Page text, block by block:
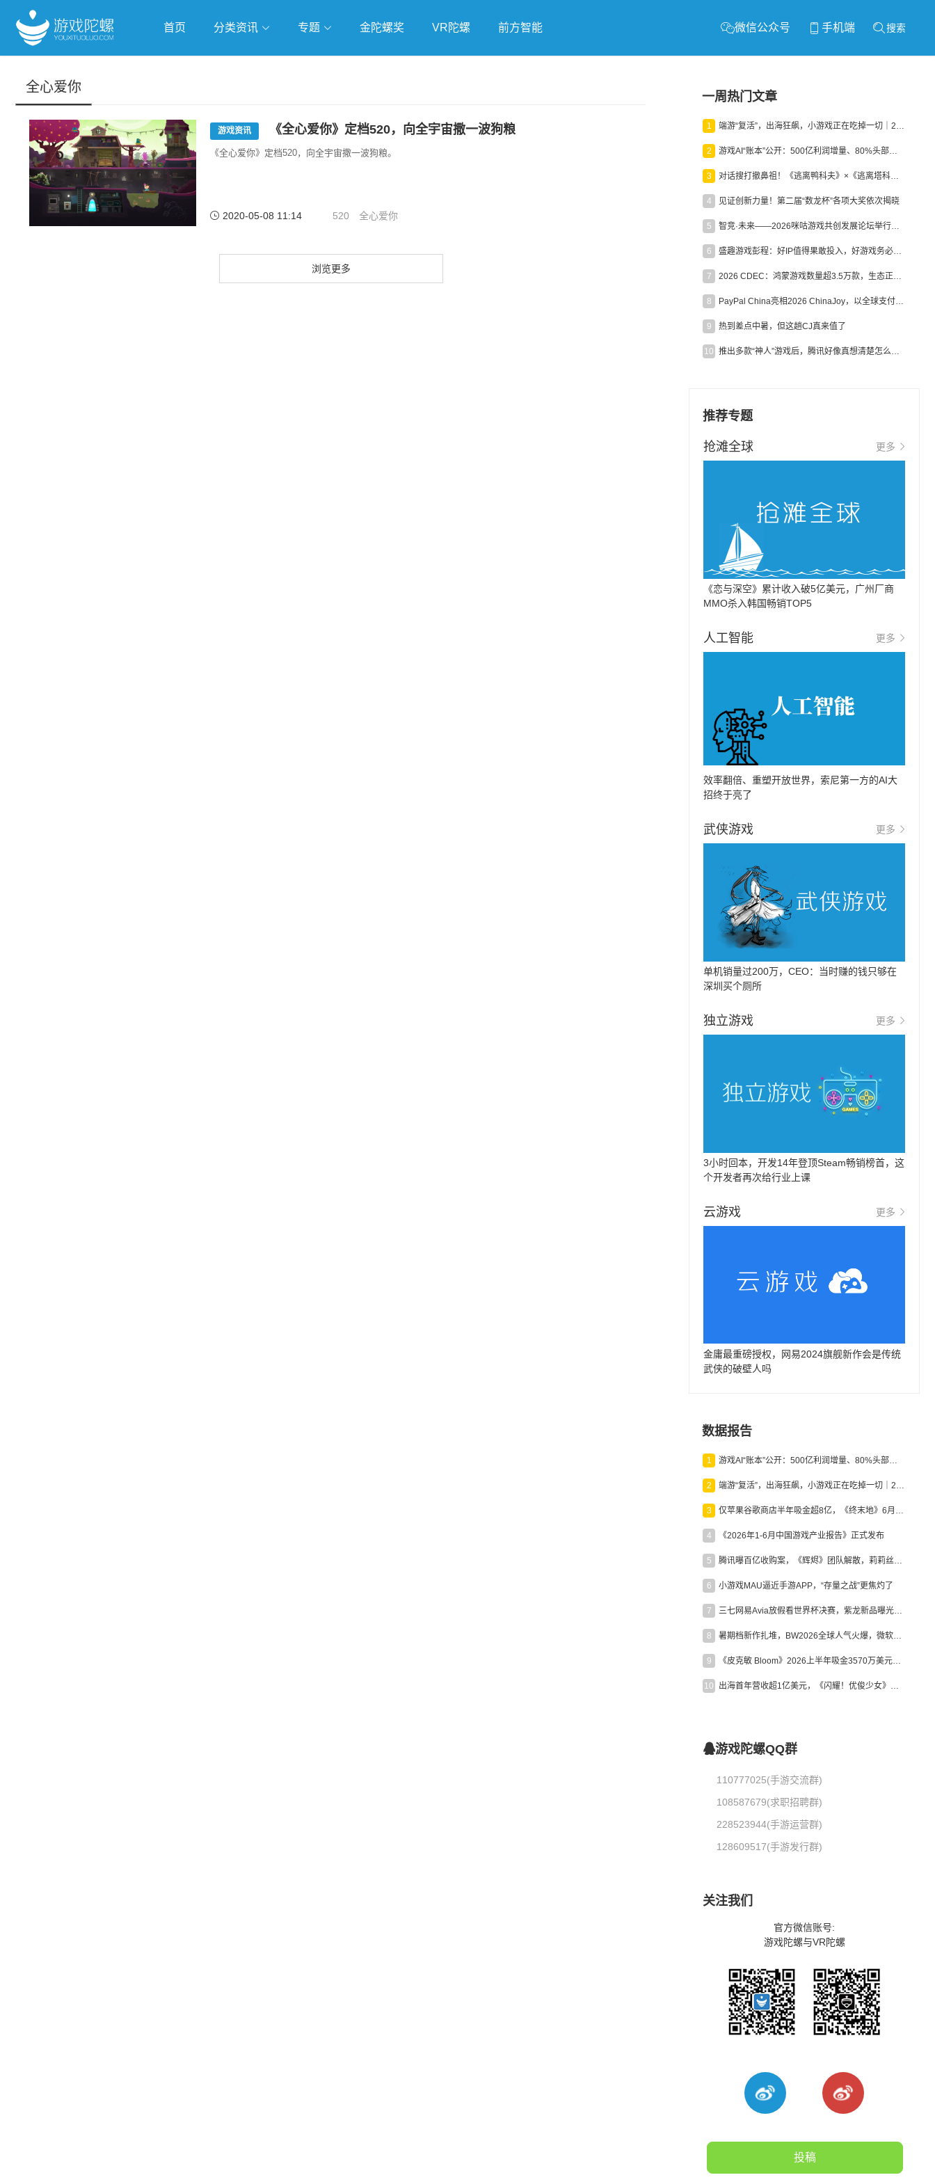
首页 分类资讯 专题 金陀螺奖 VR陀螺 前方智能 微信公众号 手机端 搜索
全心爱你
游戏资讯 《全心爱你》定档520，向全宇宙撒一波狗粮
《全心爱你》定档520，向全宇宙撒一波狗粮。
2020-05-08 11:14 520 全心爱你
浏览更多
一周热门文章
1 端游“复活”，出海狂飙，小游戏正在吃掉一切｜2026上半年产业报告
2 游戏AI“账本”公开：500亿利润增量、80%头部入局，谁在闷声发财？
3 对话搜打撤鼻祖！《逃离鸭科夫》×《逃离塔科夫》官方线下沙龙落幕
4 见证创新力量！第二届“数龙杯”各项大奖依次揭晓
5 智竞·未来——2026咪咕游戏共创发展论坛举行：聚力精品内容、AI创作与电竞生态，共建高品质益智健康游戏社区
6 盛趣游戏彭程：好IP值得果敢投入，好游戏务必长效经营
7 2026 CDEC：鸿蒙游戏数量超3.5万款，生态正循环加速产业高质量发展
8 PayPal China亮相2026 ChinaJoy，以全球支付能力助力中国游戏企业深化全球运营
9 热到差点中暑，但这趟CJ真来值了
10 推出多款“神人”游戏后，腾讯好像真想清楚怎么做二次元了
推荐专题
抢滩全球 更多
《恋与深空》累计收入破5亿美元，广州厂商
MMO杀入韩国畅销TOP5
人工智能 更多
效率翻倍、重塑开放世界，索尼第一方的AI大
招终于亮了
武侠游戏 更多
单机销量过200万，CEO：当时赚的钱只够在
深圳买个厕所
独立游戏 更多
3小时回本，开发14年登顶Steam畅销榜首，这
个开发者再次给行业上课
云游戏 更多
金庸最重磅授权，网易2024旗舰新作会是传统
武侠的破壁人吗
数据报告
1 游戏AI“账本”公开：500亿利润增量、80%头部入局，谁在闷声发财？
2 端游“复活”，出海狂飙，小游戏正在吃掉一切｜2026上半年产业报告
3 仅苹果谷歌商店半年吸金超8亿，《终末地》6月份收入显著回暖
4 《2026年1-6月中国游戏产业报告》正式发布
5 腾讯曝百亿收购案，《辉烬》团队解散，莉莉丝新作曝光｜陀螺周报
6 小游戏MAU逼近手游APP，“存量之战”更焦灼了
7 三七网易Avia放假看世界杯决赛，紫龙新品曝光，米哈游新作上线 | 陀螺周报
8 暑期档新作扎堆，BW2026全球人气火爆，微软XBOX大裁员|陀螺周报
9 《皮克敏 Bloom》2026上半年吸金3570万美元，中国台湾成最大市场
10 出海首年营收超1亿美元，《闪耀！优俊少女》美国市场占比达七成
游戏陀螺QQ群
110777025(手游交流群)
108587679(求职招聘群)
228523944(手游运营群)
128609517(手游发行群)
关注我们
官方微信账号:
游戏陀螺与VR陀螺
投稿